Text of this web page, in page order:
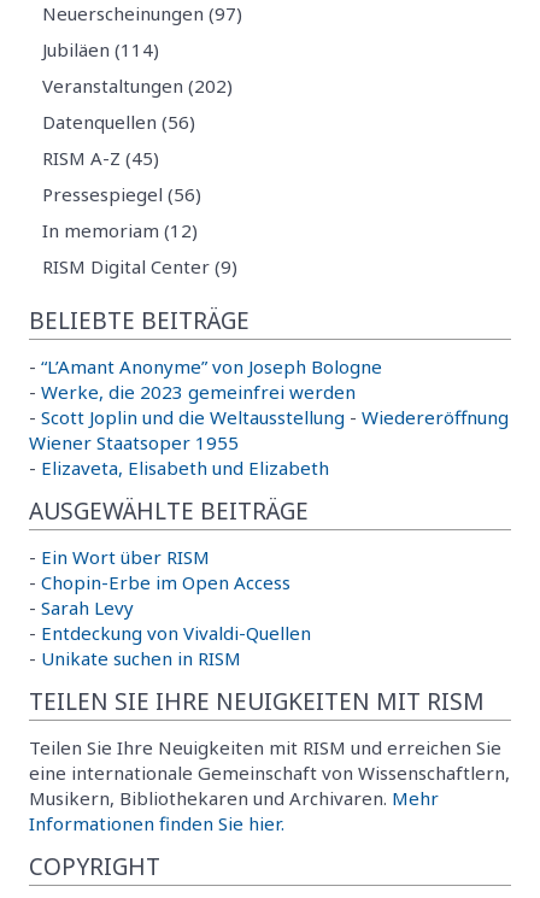
Neuerscheinungen (97)
Jubiläen (114)
Veranstaltungen (202)
Datenquellen (56)
RISM A-Z (45)
Pressespiegel (56)
In memoriam (12)
RISM Digital Center (9)
BELIEBTE BEITRÄGE
- “L’Amant Anonyme” von Joseph Bologne
- Werke, die 2023 gemeinfrei werden
- Scott Joplin und die Weltausstellung - Wiedereröffnung
Wiener Staatsoper 1955
- Elizaveta, Elisabeth und Elizabeth
AUSGEWÄHLTE BEITRÄGE
- Ein Wort über RISM
- Chopin-Erbe im Open Access
- Sarah Levy
- Entdeckung von Vivaldi-Quellen
- Unikate suchen in RISM
TEILEN SIE IHRE NEUIGKEITEN MIT RISM
Teilen Sie Ihre Neuigkeiten mit RISM und erreichen Sie
eine internationale Gemeinschaft von Wissenschaftlern,
Musikern, Bibliothekaren und Archivaren. Mehr
Informationen finden Sie hier.
COPYRIGHT